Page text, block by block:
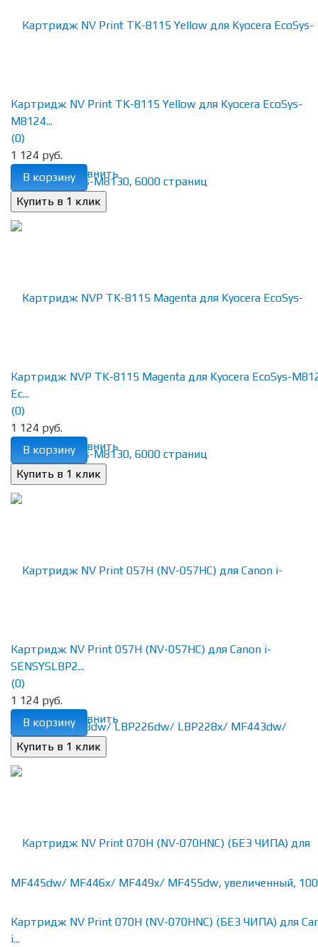
избранное сравнить
Картридж NV Print TK-8115 Yellow для Kyocera EcoSys-
M8124...
(0)
1 124 руб.
В корзину
избранное сравнить
Картридж NVP TK-8115 Magenta для Kyocera EcoSys-
Ec...
(0)
1 124 руб.
В корзину
избранное сравнить
Картридж NV Print 057H (NV-057HC) для Canon i-
SENSYSLBP2...
(0)
1 124 руб.
В корзину
Картридж NV Print 070H (NV-070HNC) (БЕЗ ЧИПА) для
i...